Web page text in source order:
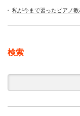
私が今まで習ったピアノ
検索